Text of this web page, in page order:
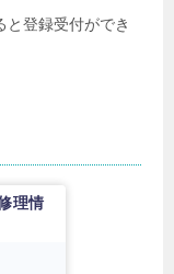
と登録受付ができ
理情